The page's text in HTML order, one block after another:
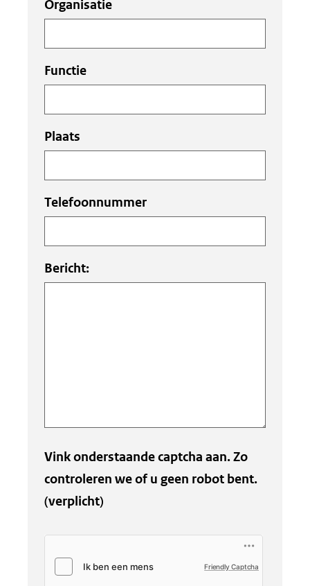
Organisatie
Functie
Plaats
Telefoonnummer
Bericht:
Vink onderstaande captcha aan. Zo
controleren we of u geen robot bent.
(verplicht)
Friendly Captcha